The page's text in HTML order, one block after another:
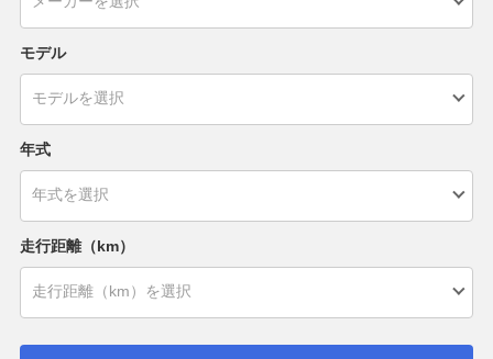
モデル
年式
走行距離（km）